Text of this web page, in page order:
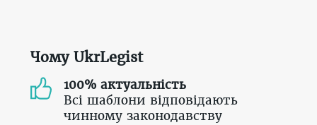
Чому UkrLegist
100% актуальність
Всі шаблони відповідають
чинному законодавству